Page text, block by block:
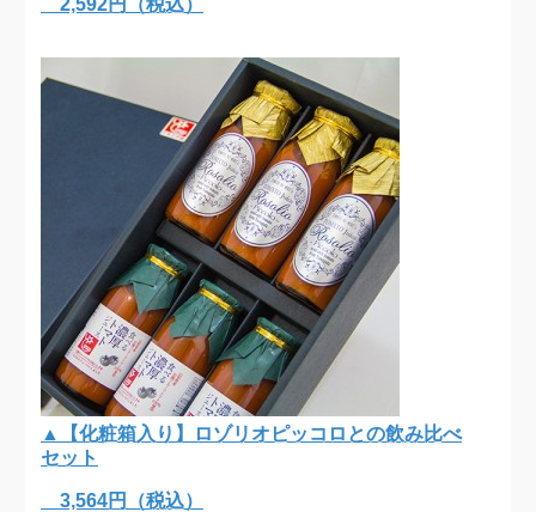
▲【化粧箱入り】ロゾリオピッコロとの飲み比べ
セット
3,564円（税込）